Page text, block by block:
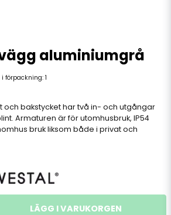
aluminiumgrå
förpackning:1
och bakstycket har två in- och utgångar
Armaturen är för utomhusbruk, IP54
bruk liksom både i privat och
LÄGG I VARUKORGEN